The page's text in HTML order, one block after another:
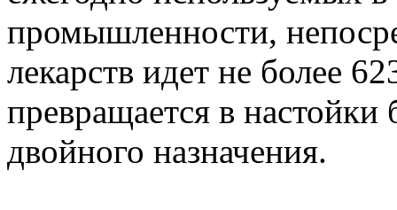
промышленности,
лекарств идет не более
превращается в
двойного назначения.